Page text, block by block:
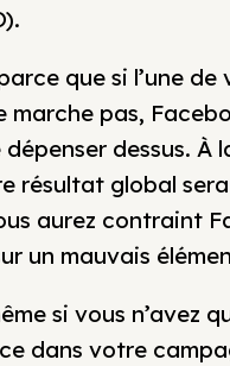
que si l’une de
marche pas,
dessus. À
résultat global
aurez contraint
un mauvais
si vous n’avez
dans votre